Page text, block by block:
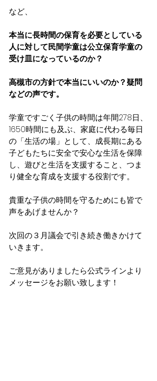
など、
本当に長時間の保育を必要としている
人に対して民間学童は公立保育学童の
受け皿になっているのか？
高槻市の方針で本当にいいのか？疑問
などの声です。
学童ですごく子供の時間は年間278日、
1650時間にも及ぶ、家庭に代わる毎日
の「生活の場」として、成長期にある
子どもたちに安全で安心な生活を保障
し、遊びと生活を支援すること、つま
り健全な育成を支援する役割です。
貴重な子供の時間を守るためにも皆で
声をあげませんか？
次回の３月議会で引き続き働きかけて
いきます。
ご意見がありましたら公式ラインより
メッセージをお願い致します！